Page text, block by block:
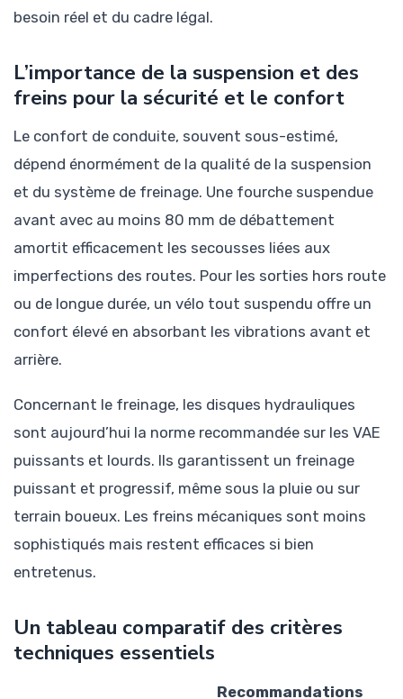
besoin réel et du cadre légal.
L’importance de la suspension et des
freins pour la sécurité et le confort
Le confort de conduite, souvent sous-estimé,
dépend énormément de la qualité de la suspension
et du système de freinage. Une fourche suspendue
avant avec au moins 80 mm de débattement
amortit efficacement les secousses liées aux
imperfections des routes. Pour les sorties hors route
ou de longue durée, un vélo tout suspendu offre un
confort élevé en absorbant les vibrations avant et
arrière.
Concernant le freinage, les disques hydrauliques
sont aujourd’hui la norme recommandée sur les VAE
puissants et lourds. Ils garantissent un freinage
puissant et progressif, même sous la pluie ou sur
terrain boueux. Les freins mécaniques sont moins
sophistiqués mais restent efficaces si bien
entretenus.
Un tableau comparatif des critères
techniques essentiels
Recommandations